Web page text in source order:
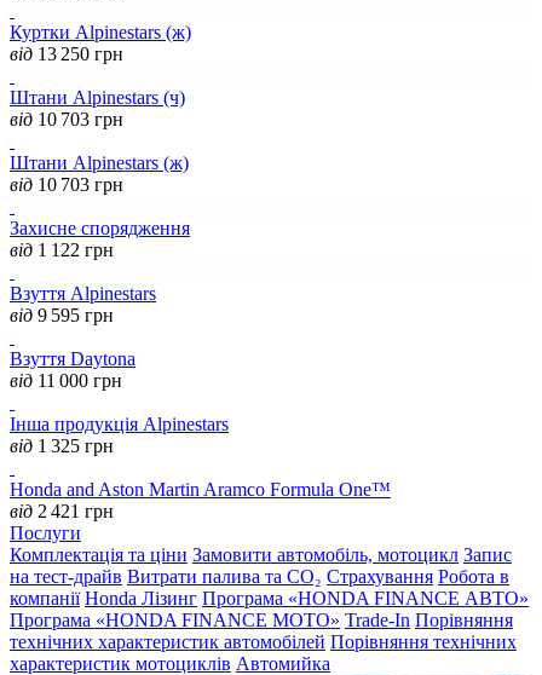
Куртки Alpinestars (ж)
від 13 250 грн
Штани Alpinestars (ч)
від 10 703 грн
Штани Alpinestars (ж)
від 10 703 грн
Захисне спорядження
від 1 122 грн
Взуття Alpinestars
від 9 595 грн
Взуття Daytona
від 11 000 грн
Інша продукція Alpinestars
від 1 325 грн
Honda and Aston Martin Aramco Formula One™
від 2 421 грн
Послуги
Комплектація та ціни Замовити автомобіль, мотоцикл Запис
на тест-драйв Витрати палива та CO₂ Страхування Робота в
компанії Honda Лізинг Програма «HONDA FINANCE АВТО»
Програма «HONDA FINANCE MOTO» Trade-In Порівняння
технічних характеристик автомобілей Порівняння технічних
характеристик мотоциклів Автомийка